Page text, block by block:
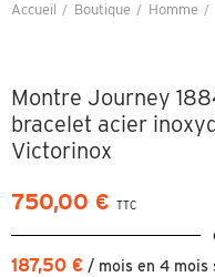
Accueil Boutique
Homme
Montre Journey
bracelet acier
Victorinox
750,00 € TTC
187,50 € / mois en 4 mois